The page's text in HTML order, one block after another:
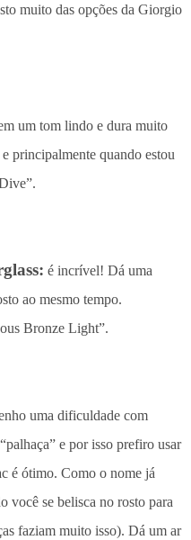
muito das opções da Giorgio
um tom lindo e dura muito
principalmente quando estou
é incrível! Dá uma
ao mesmo tempo.
Bronze Light”.
uma dificuldade com
e por isso prefiro usar
é ótimo. Como o nome já
você se belisca no rosto para
faziam muito isso). Dá um ar